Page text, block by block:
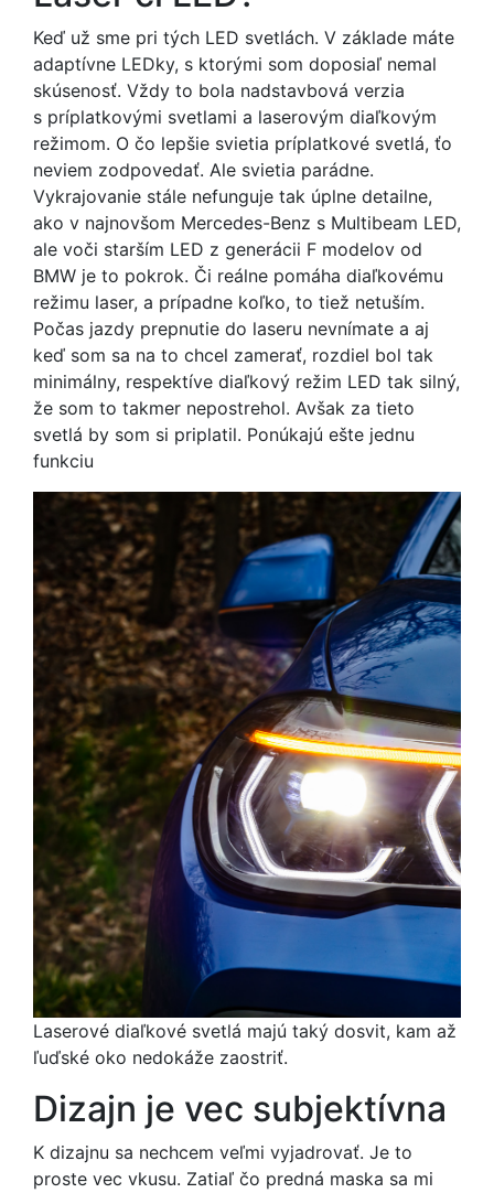
Keď už sme pri tých LED svetlách. V základe máte
adaptívne LEDky, s ktorými som doposiaľ nemal
skúsenosť. Vždy to bola nadstavbová verzia
s príplatkovými svetlami a laserovým diaľkovým
režimom. O čo lepšie svietia príplatkové svetlá, ťo
neviem zodpovedať. Ale svietia parádne.
Vykrajovanie stále nefunguje tak úplne detailne,
ako v najnovšom Mercedes-Benz s Multibeam LED,
ale voči starším LED z generácii F modelov od
BMW je to pokrok. Či reálne pomáha diaľkovému
režimu laser, a prípadne koľko, to tiež netuším.
Počas jazdy prepnutie do laseru nevnímate a aj
keď som sa na to chcel zamerať, rozdiel bol tak
minimálny, respektíve diaľkový režim LED tak silný,
že som to takmer nepostrehol. Avšak za tieto
svetlá by som si priplatil. Ponúkajú ešte jednu
funkciu
Laserové diaľkové svetlá majú taký dosvit, kam až
ľuďské oko nedokáže zaostriť.
Dizajn je vec subjektívna
K dizajnu sa nechcem veľmi vyjadrovať. Je to
proste vec vkusu. Zatiaľ čo predná maska sa mi